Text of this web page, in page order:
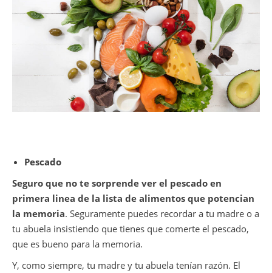
Pescado
Seguro que no te sorprende ver el pescado en
primera linea de la lista de alimentos que potencian
la memoria. Seguramente puedes recordar a tu madre o a
tu abuela insistiendo que tienes que comerte el pescado,
que es bueno para la memoria.
Y, como siempre, tu madre y tu abuela tenían razón. El